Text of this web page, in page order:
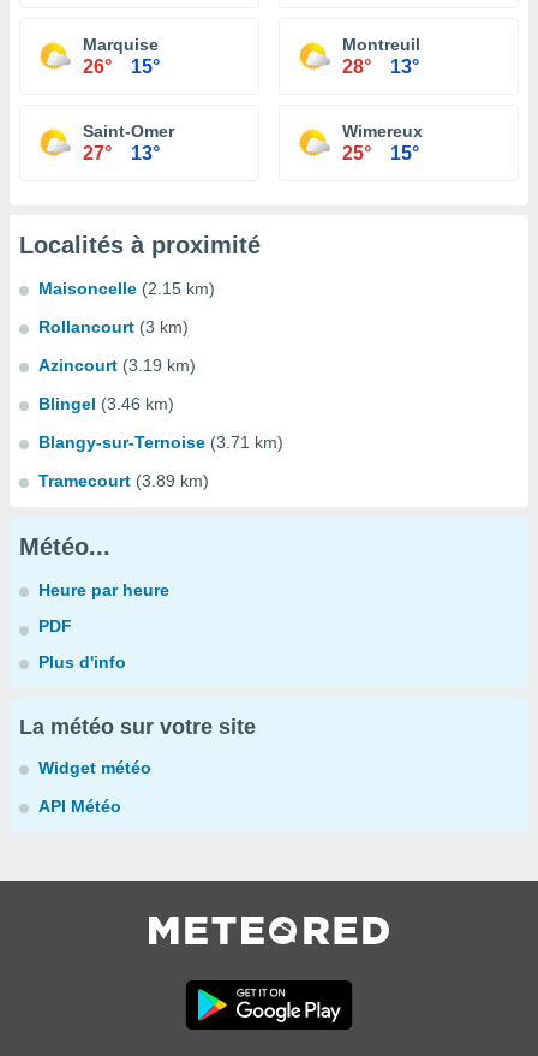
Marquise
26° 15°
Montreuil
28° 13°
Saint-Omer
27° 13°
Wimereux
25° 15°
Localités à proximité
Maisoncelle (2.15 km)
Rollancourt (3 km)
Azincourt (3.19 km)
Blingel (3.46 km)
Blangy-sur-Ternoise (3.71 km)
Tramecourt (3.89 km)
Météo...
Heure par heure
PDF
Plus d'info
La météo sur votre site
Widget météo
API Météo